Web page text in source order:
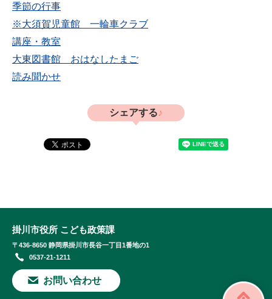
季節の行事
※大須賀児童館 一輪車クラブ
講座・教室
大東図書館 おはなしたまご
読み聞かせ
シェアする
掛川市役所 こども政策課
〒436-8650 静岡県掛川市長谷一丁目1番地の1
0537-21-1211
お問い合わせ